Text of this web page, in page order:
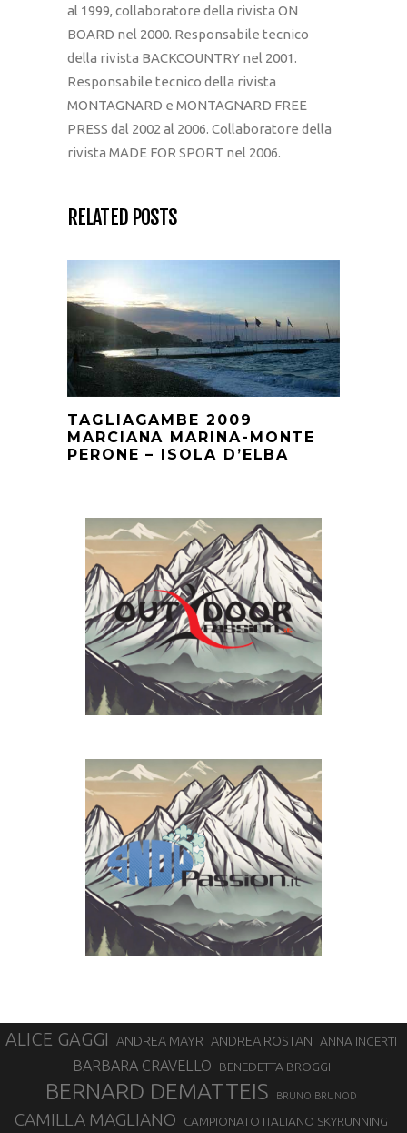
al 1999, collaboratore della rivista ON
BOARD nel 2000. Responsabile tecnico
della rivista BACKCOUNTRY nel 2001.
Responsabile tecnico della rivista
MONTAGNARD e MONTAGNARD FREE
PRESS dal 2002 al 2006. Collaboratore della
rivista MADE FOR SPORT nel 2006.
RELATED POSTS
TAGLIAGAMBE 2009
MARCIANA MARINA-MONTE
PERONE – ISOLA D’ELBA
ALICE GAGGI ANDREA MAYR ANDREA ROSTAN ANNA INCERTI
BARBARA CRAVELLO BENEDETTA BROGGI
BERNARD DEMATTEIS BRUNO BRUNOD
CAMILLA MAGLIANO CAMPIONATO ITALIANO SKYRUNNING